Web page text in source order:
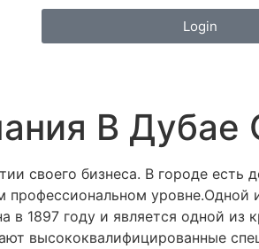
Login
В Дубае
своего бизнеса. В городе есть
профессиональном уровне.Одной
в 1897 году и является одной
высококвалифицированные